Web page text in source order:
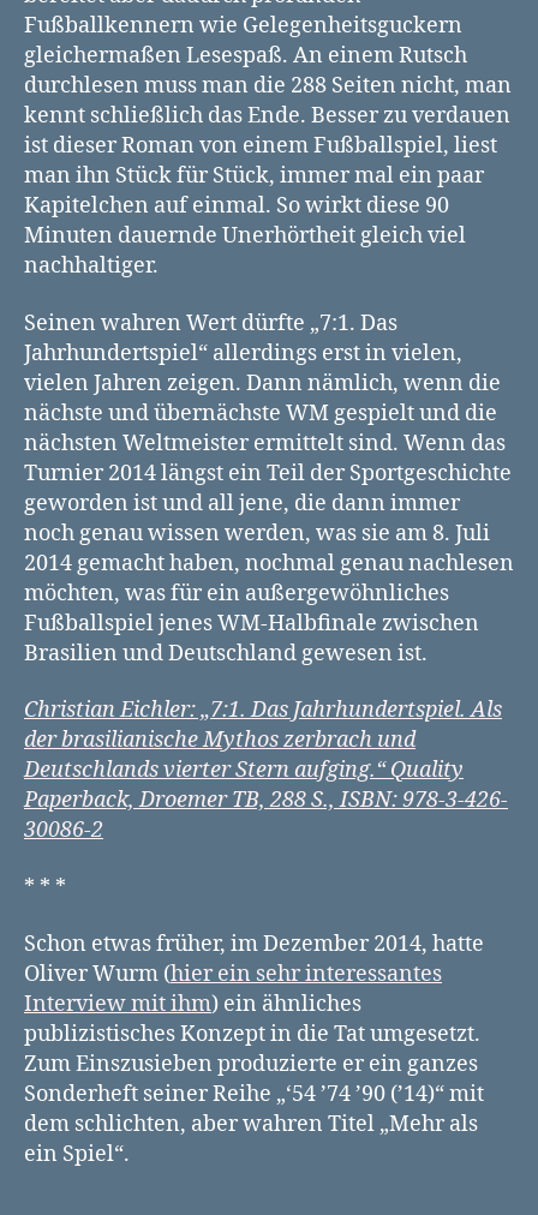
Fußballkennern wie Gelegenheitsguckern
gleichermaßen Lesespaß. An einem Rutsch
durchlesen muss man die 288 Seiten nicht, man
kennt schließlich das Ende. Besser zu verdauen
ist dieser Roman von einem Fußballspiel, liest
man ihn Stück für Stück, immer mal ein paar
Kapitelchen auf einmal. So wirkt diese 90
Minuten dauernde Unerhörtheit gleich viel
nachhaltiger.
Seinen wahren Wert dürfte „7:1. Das
Jahrhundertspiel“ allerdings erst in vielen,
vielen Jahren zeigen. Dann nämlich, wenn die
nächste und übernächste WM gespielt und die
nächsten Weltmeister ermittelt sind. Wenn das
Turnier 2014 längst ein Teil der Sportgeschichte
geworden ist und all jene, die dann immer
noch genau wissen werden, was sie am 8. Juli
2014 gemacht haben, nochmal genau nachlesen
möchten, was für ein außergewöhnliches
Fußballspiel jenes WM-Halbfinale zwischen
Brasilien und Deutschland gewesen ist.
Christian Eichler: „7:1. Das Jahrhundertspiel. Als
der brasilianische Mythos zerbrach und
Deutschlands vierter Stern aufging.“ Quality
Paperback, Droemer TB, 288 S., ISBN: 978-3-426-
30086-2
* * *
Schon etwas früher, im Dezember 2014, hatte
Oliver Wurm (hier ein sehr interessantes
Interview mit ihm) ein ähnliches
publizistisches Konzept in die Tat umgesetzt.
Zum Einszusieben produzierte er ein ganzes
Sonderheft seiner Reihe „‘54 ’74 ’90 (’14)“ mit
dem schlichten, aber wahren Titel „Mehr als
ein Spiel“.